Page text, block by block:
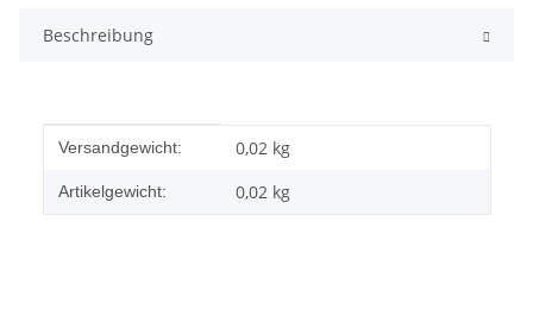
Beschreibung
Produkteigenschaft
Wert
Versandgewicht: 0,02 kg
Artikelgewicht: 0,02 kg